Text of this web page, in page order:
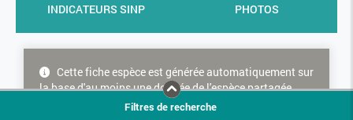
INDICATEURS SINP PHOTOS
Cette fiche espèce est générée automatiquement sur
la base d'au moins une donnée de l'espèce partagée
dans le SINP. Cette espèce ne bénéficie donc d'aucune
Filtres de recherche